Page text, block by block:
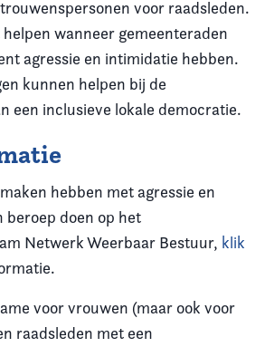
voor raadsleden.
wanneer gemeenteraden
agressie en intimidatie hebben.
kunnen helpen bij de
een inclusieve lokale democratie.
hebben met agressie en
doen op het
Netwerk Weerbaar Bestuur, klik
voor vrouwen (maar ook voor
raadsleden met een